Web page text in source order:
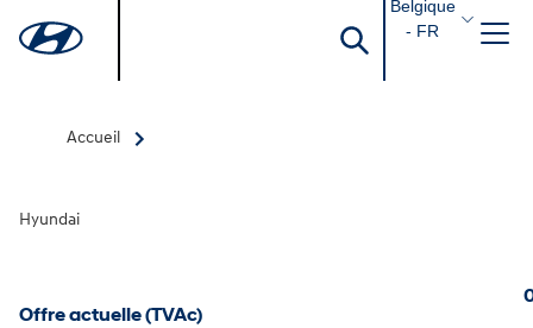
Belgique
- FR
Accueil
Hyundai
Offre actuelle (TVAc)